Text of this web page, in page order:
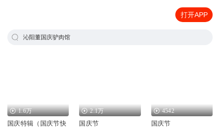
打开APP
沁阳董国庆驴肉馆
1.6万
国庆特辑（国庆节快
2.1万
国庆节
4542
国庆节